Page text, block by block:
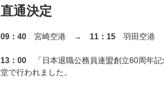
日:
直通決定
09：40 宮崎空港 → 11：15 羽田空港
13：00
「日本退職公務員連盟創立60周年
堂で行われました。